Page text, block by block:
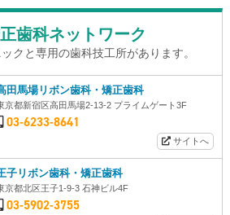
歯科ネットワーク
クと専用の歯科技工所があります。
田馬場リボン歯科・矯正歯科
京都新宿区高田馬場2-13-2 プライムゲート3F
03-6233-8641
サイトへ
子リボン歯科・矯正歯科
京都北区王子1-9-3 石神ビル4F
03-5902-3755